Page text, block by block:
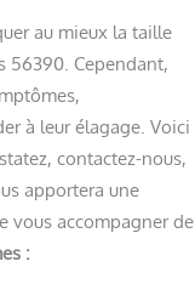
au mieux la taille
56390. Cependant,
à leur élagage. Voici
contactez-nous,
apportera une
vous accompagner de
: